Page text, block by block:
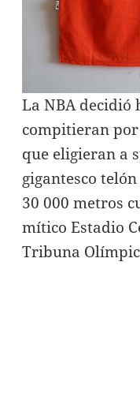
La NBA decidió
compitieran por
que eligieran a
gigantesco
30 000 metros
mítico Estadio
Tribuna